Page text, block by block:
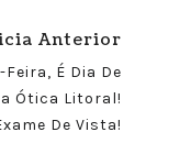
Anterior
É Dia De
Ótica Litoral!
De Vista!